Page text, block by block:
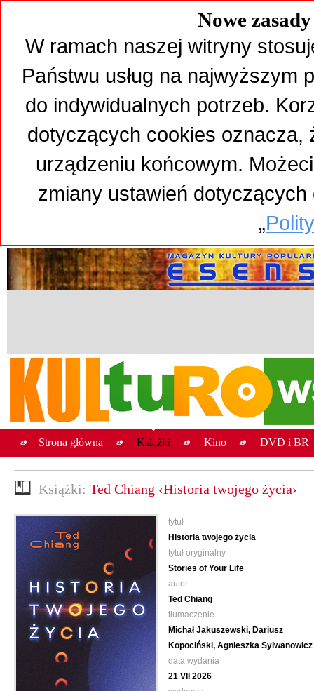
Nowe
W ramach naszej witryny
Państwu usług na najwyższym
do indywidualnych potrzeb.
dotyczących cookies oznacza,
urządzeniu końcowym.
zmiany ustawień
„
Strona główna Książki Kino DVD i BR
Książki: Ted Chiang ‹Historia twojego życia›
tytuł
Historia twojego życia
tytuł oryginalny
Stories of Your Life
autor
Ted Chiang
tłumaczenie
Michał Jakuszewski, Dariusz
Kopociński, Agnieszka Sylwanowicz
data wydania
21 VII 2026